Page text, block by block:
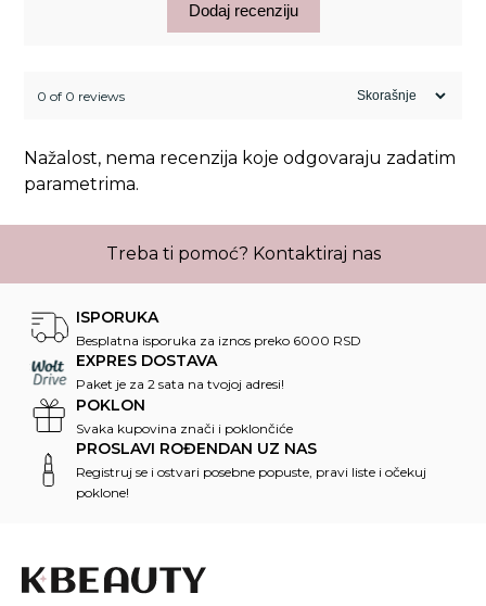
Dodaj recenziju
0 of 0 reviews
Nažalost, nema recenzija koje odgovaraju zadatim
parametrima.
Treba ti pomoć? Kontaktiraj nas
ISPORUKA
Besplatna isporuka za iznos preko 6000 RSD
EXPRES DOSTAVA
Paket je za 2 sata na tvojoj adresi!
POKLON
Svaka kupovina znači i poklončiće
PROSLAVI ROĐENDAN UZ NAS
Registruj se i ostvari posebne popuste, pravi liste i očekuj
poklone!